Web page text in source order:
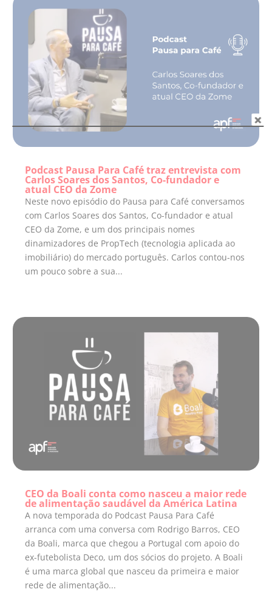
Podcast Pausa Para Café traz entrevista com
Carlos Soares dos Santos, Co-fundador e
atual CEO da Zome
Neste novo episódio do Pausa para Café conversamos
com Carlos Soares dos Santos, Co-fundador e atual
CEO da Zome, e um dos principais nomes
dinamizadores de PropTech (tecnologia aplicada ao
imobiliário) do mercado português. Carlos contou-nos
um pouco sobre a sua...
CEO da Boali conta como nasceu a maior rede
de alimentação saudável da América Latina
A nova temporada do Podcast Pausa Para Café
arranca com uma conversa com Rodrigo Barros, CEO
da Boali, marca que chegou a Portugal com apoio do
ex-futebolista Deco, um dos sócios do projeto. A Boali
é uma marca global que nasceu da primeira e maior
rede de alimentação...